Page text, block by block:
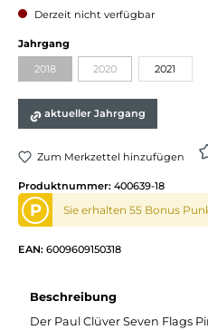
Derzeit nicht verfügbar
Jahrgang
2018(Diese Option ist zurzeit nicht
2020(Diese Option ist
2021
aktueller Jahrgang
Zum Merkzettel hinzufügen
Produktnummer: 400639-18
P Sie erhalten 55 Bonus
EAN: 6009609150318
Beschreibung
Der Paul Clüver Seven Flags